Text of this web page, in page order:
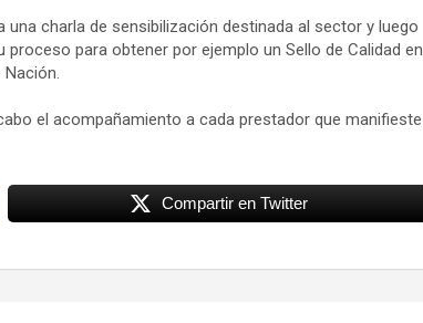
charla de sensibilización destinada al sector y luego
para obtener por ejemplo un Sello de Calidad en
el acompañamiento a cada prestador que manifieste
Compartir en Twitter